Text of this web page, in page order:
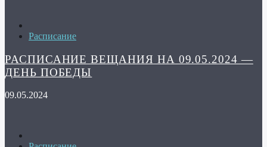
Расписание
РАСПИСАНИЕ ВЕЩАНИЯ НА 09.05.2024 —
ДЕНЬ ПОБЕДЫ
09.05.2024